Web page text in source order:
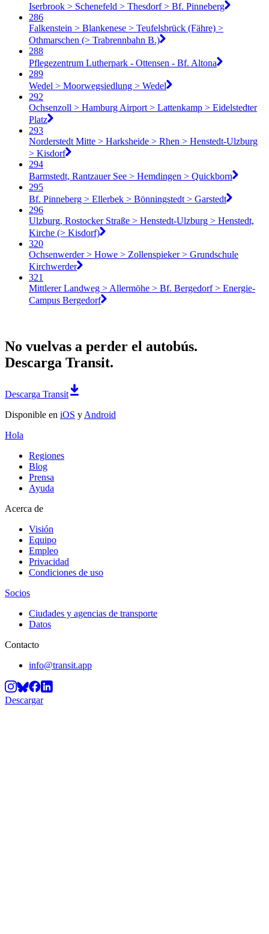
Iserbrook > Schenefeld > Thesdorf > Bf. Pinneberg
286
Falkenstein > Blankenese > Teufelsbrück (Fähre) >
Othmarschen (> Trabrennbahn B.)
288
Pflegezentrum Lutherpark - Ottensen - Bf. Altona
289
Wedel > Moorwegsiedlung > Wedel
292
Ochsenzoll > Hamburg Airport > Lattenkamp > Eidelstedter
Platz
293
Norderstedt Mitte > Harksheide > Rhen > Henstedt-Ulzburg
> Kisdorf
294
Barmstedt, Rantzauer See > Hemdingen > Quickborn
295
Bf. Pinneberg > Ellerbek > Bönningstedt > Garstedt
296
Ulzburg, Rostocker Straße > Henstedt-Ulzburg > Henstedt,
Kirche (> Kisdorf)
320
Ochsenwerder > Howe > Zollenspieker > Grundschule
Kirchwerder
321
Mittlerer Landweg > Allermöhe > Bf. Bergedorf > Energie-
Campus Bergedorf
No vuelvas a perder el autobús.
Descarga Transit.
Descarga Transit
Disponible en iOS y Android
Hola
Regiones
Blog
Prensa
Ayuda
Acerca de
Visión
Equipo
Empleo
Privacidad
Condiciones de uso
Socios
Ciudades y agencias de transporte
Datos
Contacto
info@transit.app
Descargar